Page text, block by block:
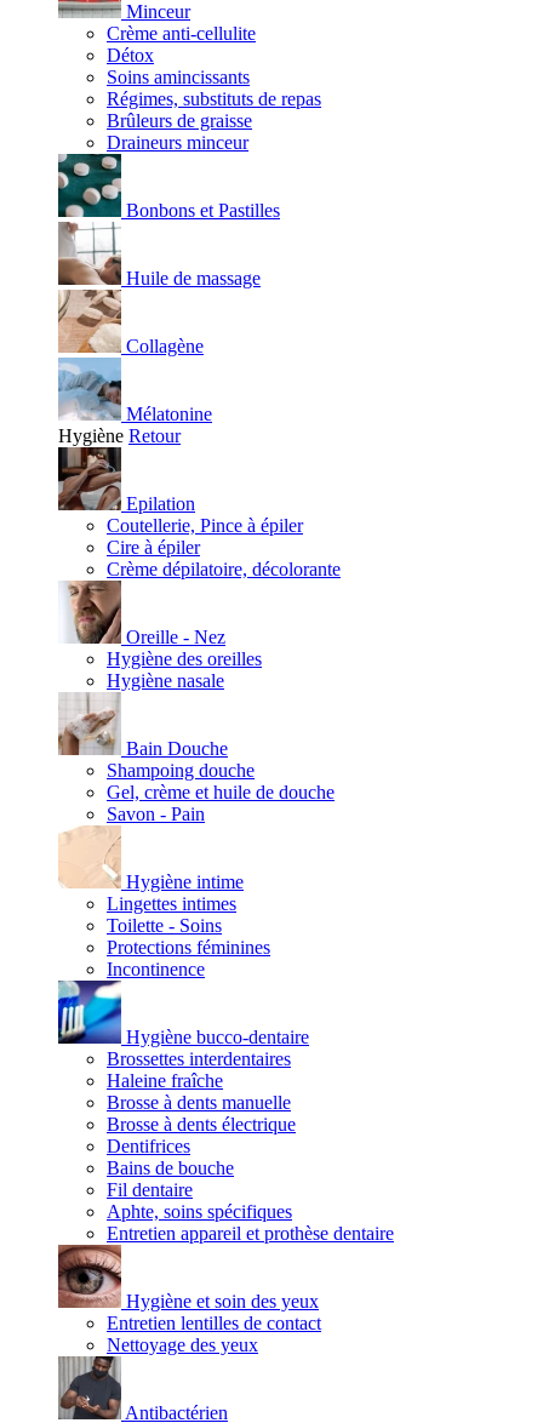
Minceur
Crème anti-cellulite
Détox
Soins amincissants
Régimes, substituts de repas
Brûleurs de graisse
Draineurs minceur
Bonbons et Pastilles
Huile de massage
Collagène
Mélatonine
Hygiène Retour
Epilation
Coutellerie, Pince à épiler
Cire à épiler
Crème dépilatoire, décolorante
Oreille - Nez
Hygiène des oreilles
Hygiène nasale
Bain Douche
Shampoing douche
Gel, crème et huile de douche
Savon - Pain
Hygiène intime
Lingettes intimes
Toilette - Soins
Protections féminines
Incontinence
Hygiène bucco-dentaire
Brossettes interdentaires
Haleine fraîche
Brosse à dents manuelle
Brosse à dents électrique
Dentifrices
Bains de bouche
Fil dentaire
Aphte, soins spécifiques
Entretien appareil et prothèse dentaire
Hygiène et soin des yeux
Entretien lentilles de contact
Nettoyage des yeux
Antibactérien